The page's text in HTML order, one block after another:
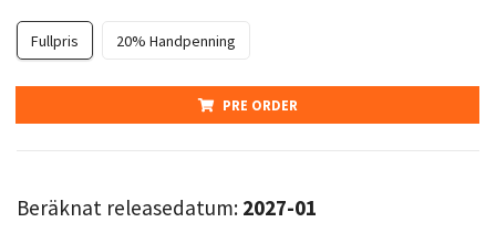
Fullpris 20% Handpenning
PRE ORDER
Beräknat releasedatum: 2027-01